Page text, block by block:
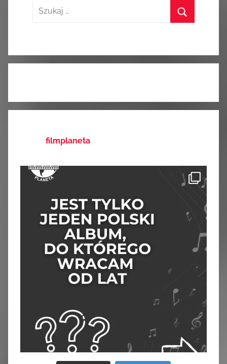
Szukaj:
filmplaneta